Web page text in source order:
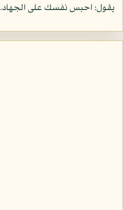
يقول: احبس نفسك على الجهاد.